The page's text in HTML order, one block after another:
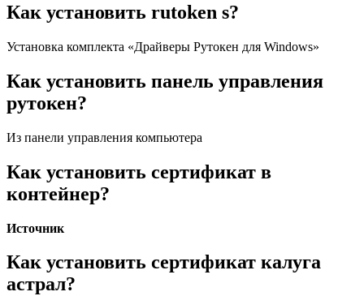
Как установить rutoken s?
Установка комплекта «Драйверы Рутокен для Windows»
Как установить панель управления
рутокен?
Из панели управления компьютера
Как установить сертификат в
контейнер?
Источник
Как установить сертификат калуга
астрал?